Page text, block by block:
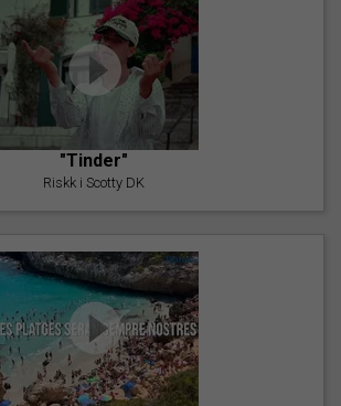
"Tinder"
Riskk i Scotty DK